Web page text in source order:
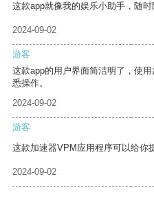
这款app就像我的娱乐小助手，随时
2024-09-02
游客
这款app的用户界面简洁明了，使
悉操作。
2024-09-02
游客
这款加速器VPM应用程序可以给你
2024-09-02